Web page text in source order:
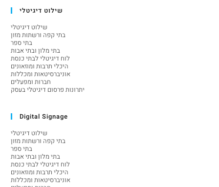
שילוט דיגיטלי
שילוט דיגיטלי
בתי קפה ורשתות מזון
בתי ספר
בתי מלון ובתי אבות
לוח דיגיטלי לבתי כנסת
היכלי תרבות ומוזאונים
אוניברסיטאות ומכללות
חברות ומפעלים
יתרונות פרסום דיגיטלי בעסק
Digital Signage
שילוט דיגיטלי
בתי קפה ורשתות מזון
בתי ספר
בתי מלון ובתי אבות
לוח דיגיטלי לבתי כנסת
היכלי תרבות ומוזאונים
אוניברסיטאות ומכללות